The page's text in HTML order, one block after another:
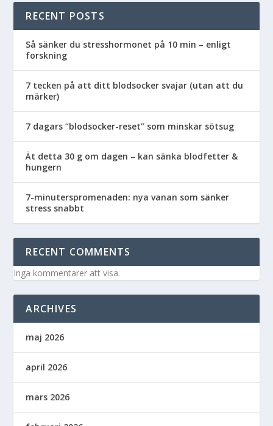
RECENT POSTS
Så sänker du stresshormonet på 10 min – enligt
forskning
7 tecken på att ditt blodsocker svajar (utan att du
märker)
7 dagars “blodsocker-reset” som minskar sötsug
Ät detta 30 g om dagen – kan sänka blodfetter &
hungern
7-minuterspromenaden: nya vanan som sänker
stress snabbt
RECENT COMMENTS
Inga kommentarer att visa.
ARCHIVES
maj 2026
april 2026
mars 2026